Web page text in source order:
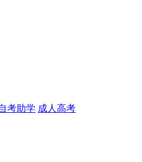
考助学 成人高考